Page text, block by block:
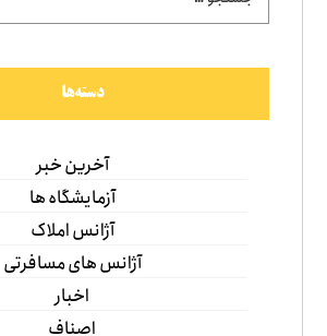
دسته‌ها
آخرین خبر
آزمایشگاه ها
آژانس املاک
آژانس های مسافرتی
اخبار
اصناف